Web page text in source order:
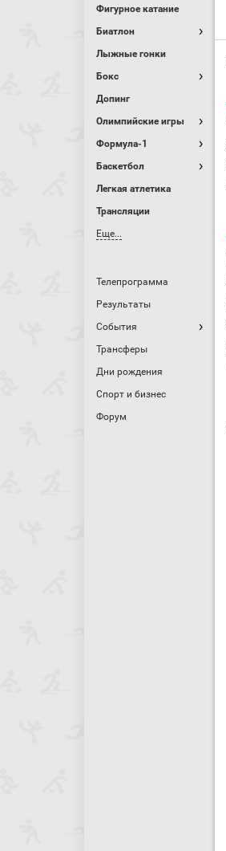
Фигурное катание
Биатлон
Лыжные гонки
Бокс
Допинг
Олимпийские игры
Формула-1
Баскетбол
Легкая атлетика
Трансляции
Еще...
Телепрограмма
Результаты
События
Трансферы
Дни рождения
Спорт и бизнес
Форум